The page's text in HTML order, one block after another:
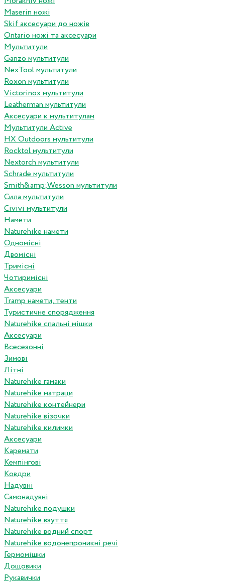
Maserin ножі
Skif аксесуари до ножів
Ontario ножі та аксесуари
Мультитули
Ganzo мультитули
NexTool мультитули
Roxon мультитули
Victorinox мультитули
Leatherman мультитули
Аксесуари к мультитулам
Мультитули Active
HX Outdoors мультитули
Rocktol мультитули
Nextorch мультитули
Schrade мультитули
Smith&amp;Wesson мультитули
Сила мультитули
Civivi мультитули
Намети
Naturehike намети
Одномісні
Двомісні
Тримісні
Чотиримісні
Аксесуари
Tramp намети, тенти
Туристичне спорядження
Naturehike спальні мішки
Аксесуари
Всесезонні
Зимові
Літні
Naturehike гамаки
Naturehike матраци
Naturehike контейнери
Naturehike візочки
Naturehike килимки
Аксесуари
Каремати
Кемпінгові
Ковдри
Надувні
Самонадувні
Naturehike подушки
Naturehike взуття
Naturehike водний спорт
Naturehike водонепроникні речі
Гермомішки
Дощовики
Рукавички